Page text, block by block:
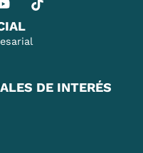
DE INTERÉS